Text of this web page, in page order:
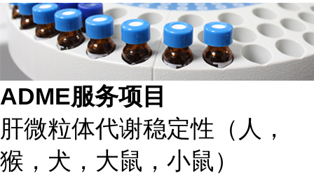
ADME服务项目
肝微粒体代谢稳定性（人，
猴，犬，大鼠，小鼠）